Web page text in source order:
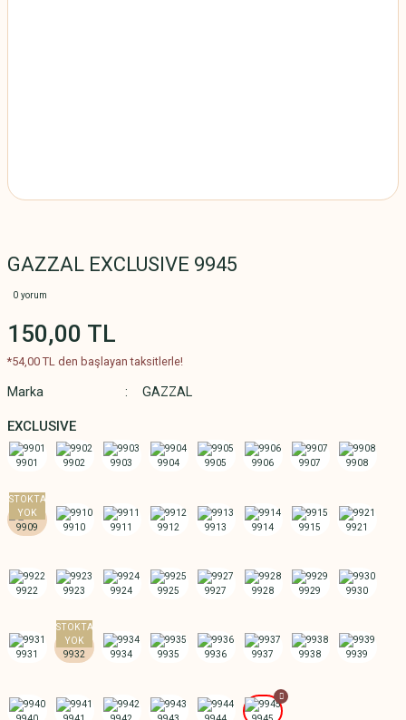
GAZZAL EXCLUSIVE 9945
0 yorum
150,00 TL
*54,00 TL den başlayan taksitlerle!
Marka GAZZAL
EXCLUSIVE